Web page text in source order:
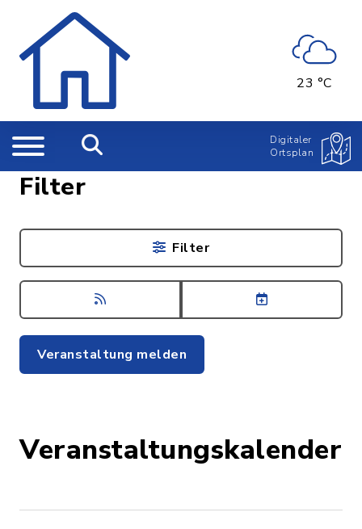
23 °C
Digitaler
Ortsplan
Veranstaltungskalender
Filter
Filter
Veranstaltung melden